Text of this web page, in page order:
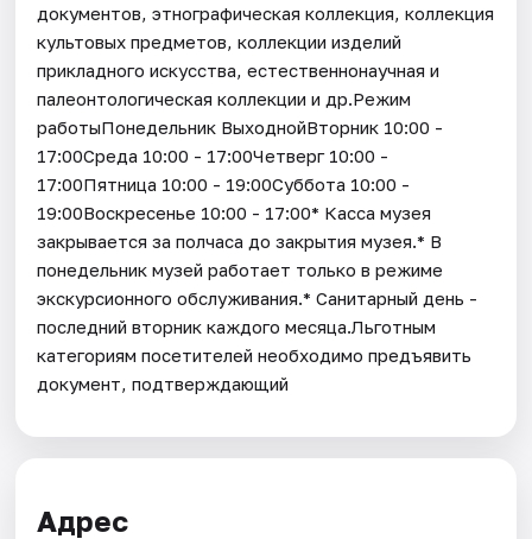
документов, этнографическая коллекция, коллекция
культовых предметов, коллекции изделий
прикладного искусства, естественнонаучная и
палеонтологическая коллекции и др.Режим
работыПонедельник ВыходнойВторник 10:00 -
17:00Среда 10:00 - 17:00Четверг 10:00 -
17:00Пятница 10:00 - 19:00Суббота 10:00 -
19:00Воскресенье 10:00 - 17:00* Касса музея
закрывается за полчаса до закрытия музея.* В
понедельник музей работает только в режиме
экскурсионного обслуживания.* Санитарный день -
последний вторник каждого месяца.Льготным
категориям посетителей необходимо предъявить
документ, подтверждающий
Адрес